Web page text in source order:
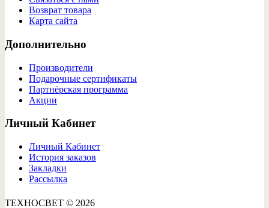
Возврат товара
Карта сайта
Дополнительно
Производители
Подарочные сертификаты
Партнёрская программа
Акции
Личный Кабинет
Личный Кабинет
История заказов
Закладки
Рассылка
ТЕХНОСВЕТ © 2026